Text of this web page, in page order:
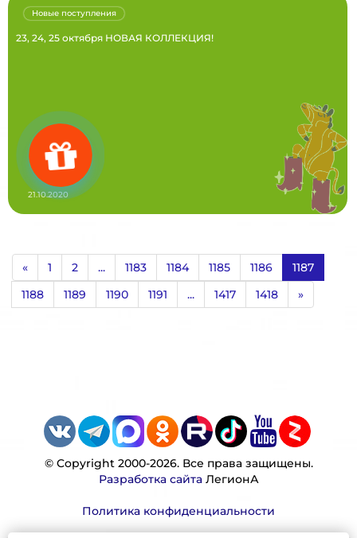
23, 24, 25 октября НОВАЯ КОЛЛЕКЦИЯ!
Новые поступления
21.10.2020
« 1 2 ... 1183 1184 1185 1186
1187
1188
1189 1190 1191 ... 1417 1418 »
© Copyright 2000-2026. Все права защищены.
Разработка сайтаЛегионА
Политика конфиденциальности